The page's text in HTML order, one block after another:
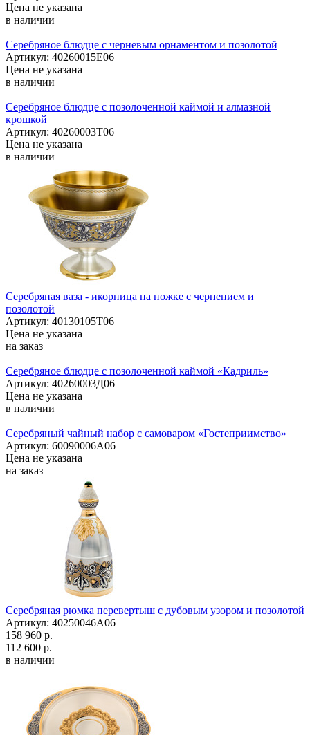
Цена не указана
в наличии
Серебряное блюдце с черневым орнаментом и позолотой
Артикул: 40260015Е06
Цена не указана
в наличии
Серебряное блюдце с позолоченной каймой и алмазной
крошкой
Артикул: 40260003Т06
Цена не указана
в наличии
Серебряная ваза - икорница на ножке с чернением и
позолотой
Артикул: 40130105Т06
Цена не указана
на заказ
Серебряное блюдце с позолоченной каймой «Кадриль»
Артикул: 40260003Д06
Цена не указана
в наличии
Серебряный чайный набор с самоваром «Гостеприимство»
Артикул: 60090006А06
Цена не указана
на заказ
Серебряная рюмка перевертыш с дубовым узором и позолотой
Артикул: 40250046А06
158 960 р.
112 600 р.
в наличии